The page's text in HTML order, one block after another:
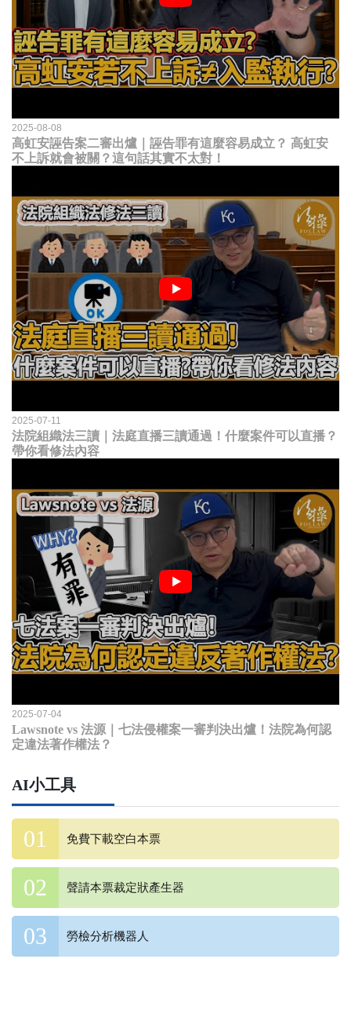
2025-08-08
高虹安誣告案二審出爐｜誣告罪有這麼容易成立？ 高虹安
不上訴就會被關？這句話其實不太對！
2025-07-11
法院組織法三讀｜法庭直播三讀通過！什麼案件可以直播？
帶你看修法內容
2025-07-04
Lawsnote vs 法源｜七法侵權案一審判決出爐！法院為何認
定違法著作權法？
AI小工具
免費下載空白本票
聲請本票裁定狀產生器
勞檢分析機器人